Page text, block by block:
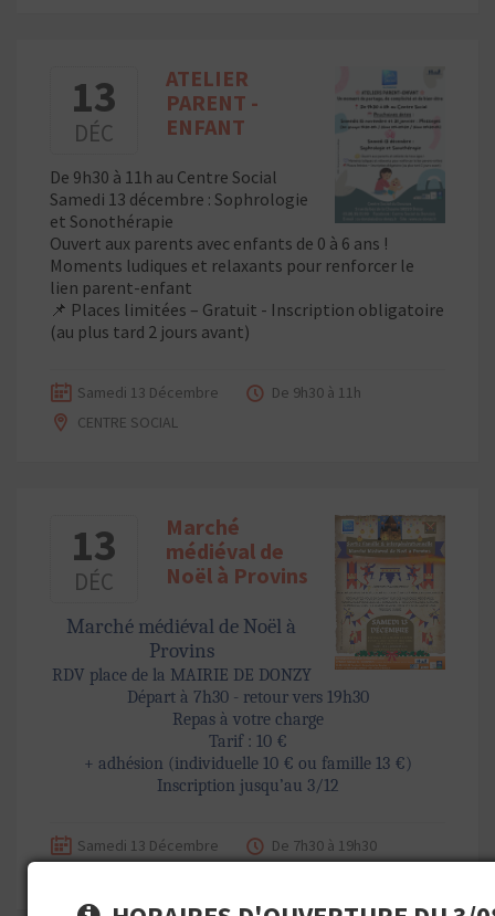
13
DÉC
ATELIER
PARENT -
ENFANT
De 9h30 à 11h au Centre Social
Samedi 13 décembre : Sophrologie
et Sonothérapie
Ouvert aux parents avec enfants de 0 à 6 ans !
Moments ludiques et relaxants pour renforcer le
lien parent-enfant
📌 Places limitées – Gratuit - Inscription obligatoire
(au plus tard 2 jours avant)
Samedi 13 Décembre
De 9h30 à 11h
CENTRE SOCIAL
13
DÉC
Marché
médiéval de
Noël à Provins
Marché médiéval de Noël à
Provins
RDV place de la MAIRIE DE DONZY
Départ à 7h30 - retour vers 19h30
Repas à votre charge
Tarif : 10 €
+ adhésion (individuelle 10 € ou famille 13 €)
Inscription jusqu’au 3/12
Samedi 13 Décembre De 7h30 à 19h30